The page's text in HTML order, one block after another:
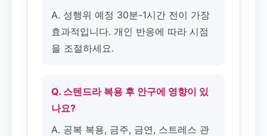
A. 성행위 예정 30분-1시간 전이 가장
효과적입니다. 개인 반응에 따라 시점
을 조절하세요.
Q. 스텐드라 복용 후 안구에 영향이 있
나요?
A. 공복 복용, 금주, 금연, 스트레스 관